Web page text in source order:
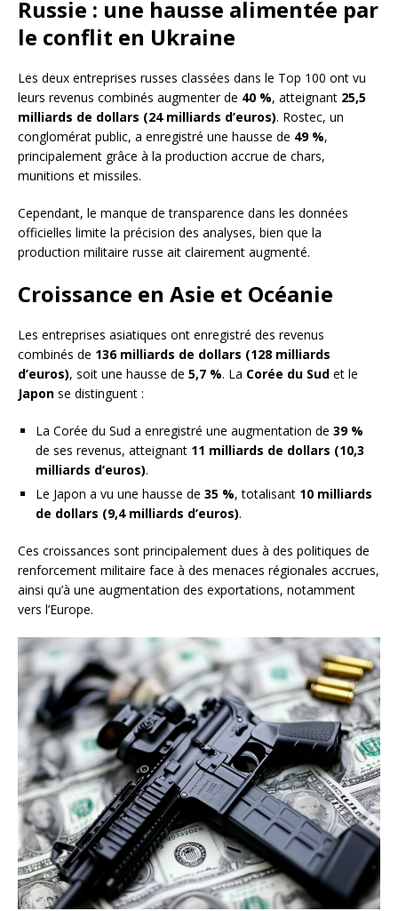
Russie : une hausse alimentée par
le conflit en Ukraine
Les deux entreprises russes classées dans le Top 100 ont vu
leurs revenus combinés augmenter de 40 %, atteignant 25,5
milliards de dollars (24 milliards d’euros). Rostec, un
conglomérat public, a enregistré une hausse de 49 %,
principalement grâce à la production accrue de chars,
munitions et missiles.
Cependant, le manque de transparence dans les données
officielles limite la précision des analyses, bien que la
production militaire russe ait clairement augmenté.
Croissance en Asie et Océanie
Les entreprises asiatiques ont enregistré des revenus
combinés de 136 milliards de dollars (128 milliards
d’euros), soit une hausse de 5,7 %. La Corée du Sud et le
Japon se distinguent :
La Corée du Sud a enregistré une augmentation de 39 %
de ses revenus, atteignant 11 milliards de dollars (10,3
milliards d’euros).
Le Japon a vu une hausse de 35 %, totalisant 10 milliards
de dollars (9,4 milliards d’euros).
Ces croissances sont principalement dues à des politiques de
renforcement militaire face à des menaces régionales accrues,
ainsi qu’à une augmentation des exportations, notamment
vers l’Europe.